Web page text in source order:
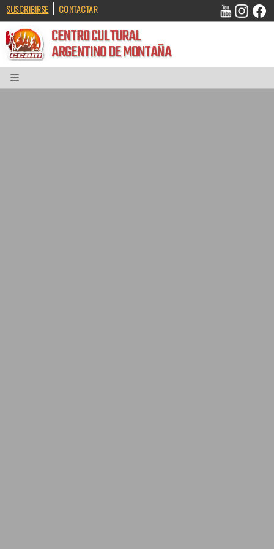
SUSCRIBIRSE | CONTACTAR
CENTRO CULTURAL
ARGENTINO DE MONTAÑA